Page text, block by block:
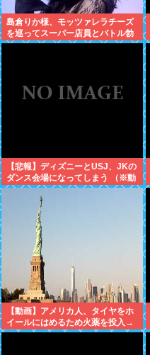
島倉りか様、モッツァレラチーズ
を巡ってスーパー店員とバトル勃
発ｗｗｗ
【悲報】ディズニーとUSJ、JKの
ダンス会場になってしまう （※動
画あり）
【動画】アメリカ人、タイヤをホ
イールにはめるため火薬を投入→
爆発して大失敗www